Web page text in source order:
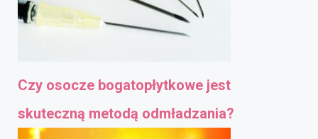
Czy osocze bogatopłytkowe jest
skuteczną metodą odmładzania?